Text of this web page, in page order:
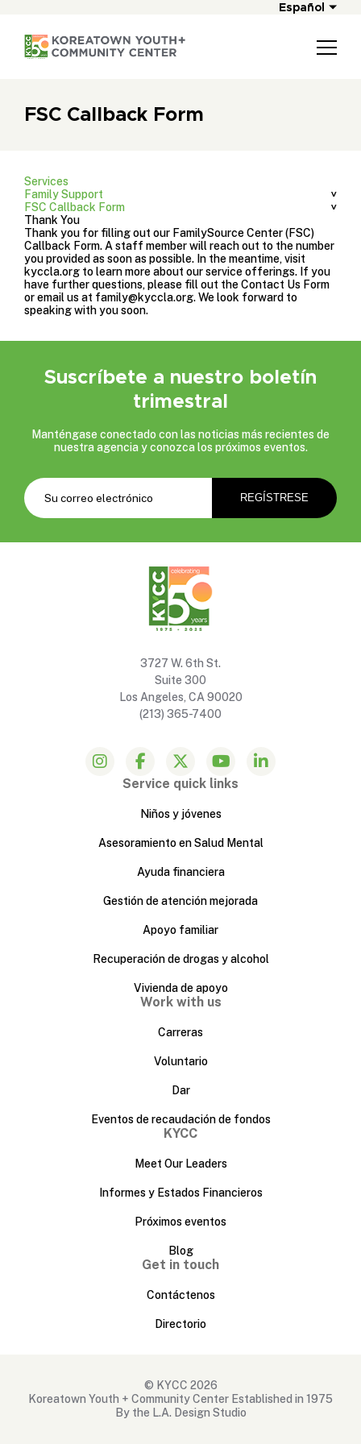
Español
FSC Callback Form
Services
Family Support
FSC Callback Form
Thank You
Thank you for filling out our FamilySource Center (FSC)
Callback Form. A staff member will reach out to the number
you provided as soon as possible. In the meantime, visit
kyccla.org to learn more about our service offerings. If you
have further questions, please fill out the Contact Us Form
or email us at family@kyccla.org. We look forward to
speaking with you soon.
Suscríbete a nuestro boletín
trimestral
Manténgase conectado con las noticias más recientes de
nuestra agencia y conozca los próximos eventos.
3727 W. 6th St.
Suite 300
Los Angeles, CA 90020
(213) 365-7400
Service quick links
Niños y jóvenes
Asesoramiento en Salud Mental
Ayuda financiera
Gestión de atención mejorada
Apoyo familiar
Recuperación de drogas y alcohol
Vivienda de apoyo
Work with us
Carreras
Voluntario
Dar
Eventos de recaudación de fondos
KYCC
Meet Our Leaders
Informes y Estados Financieros
Próximos eventos
Blog
Get in touch
Contáctenos
Directorio
© KYCC 2026
Koreatown Youth + Community Center Established in 1975
By the L.A. Design Studio